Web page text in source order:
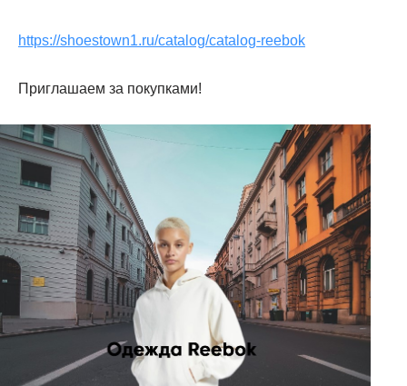
https://shoestown1.ru/catalog/catalog-reebok
Приглашаем за покупками!